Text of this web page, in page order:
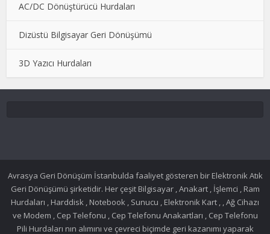
AC/DC Dönüştürücü Hurdaları
Dizüstü Bilgisayar Geri Dönüşümü
3D Yazıcı Hurdaları
Avrasya Geri Dönüşüm İstanbulda faaliyet gösteren bir Elektronik Atık
Geri Dönüşümü şirketidir. Her çeşit Bilgisayar , Anakart , İşlemci , Ram
Hurdaları , Harddisk , Notebook , Sunucu , Elektronik Kart , , Ağ Cihazı
ve Modem , Cep Telefonu , Cep Telefonu Anakartları , Cep Telefonu
Pili Hurdaları nın alımını ve çevreci biçimde geri kazanımı yaparak